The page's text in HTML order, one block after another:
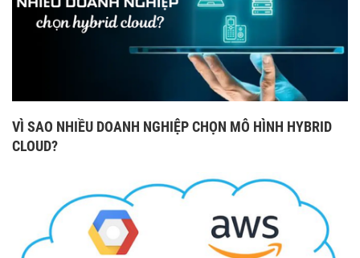
VÌ SAO NHIỀU DOANH NGHIỆP CHỌN MÔ HÌNH HYBRID
CLOUD?